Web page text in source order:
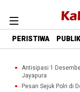
PERISTIWA PUBLIK
Antisipasi 1
Jayapura
Pesan Sejuk Polri di